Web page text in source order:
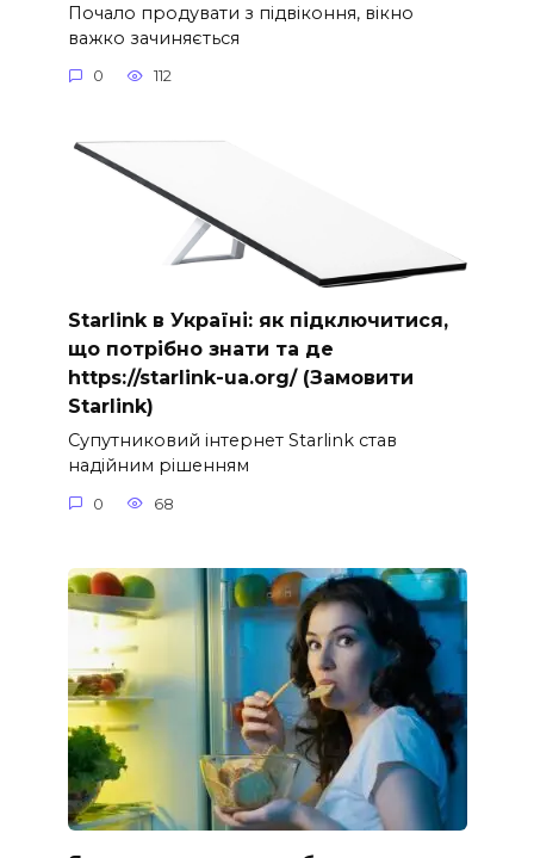
Почало продувати з підвіконня, вікно
важко зачиняється
0 112
Starlink в Україні: як підключитися,
що потрібно знати та де
https://starlink-ua.org/ (Замовити
Starlink)
Супутниковий інтернет Starlink став
надійним рішенням
0 68